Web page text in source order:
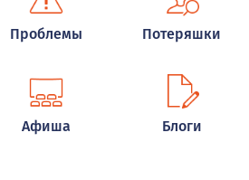
Проблемы Потеряшки
Афиша Блоги